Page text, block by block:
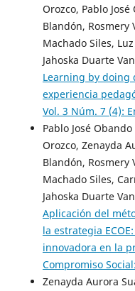
Orozco, Pablo
Blandón, Rosmery
Machado Siles,
Jahoska Duarte
Learning by doing
experiencia
Vol. 3 Núm. 7 (4):
Pablo José
Orozco, Zenayda
Blandón, Rosmery
Machado Siles,
Jahoska Duarte
Aplicación del
la estrategia
innovadora en la
Compromiso
Zenayda Aurora